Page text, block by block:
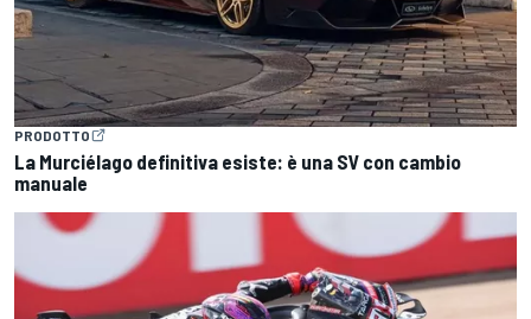
PRODOTTO
La Murciélago definitiva esiste: è una SV con cambio
manuale